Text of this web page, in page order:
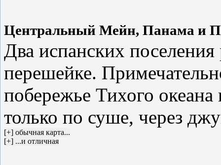
Центральный Мейн, Панама и
Два испанских
перешейке.
побережье Тихого
только по суше, через